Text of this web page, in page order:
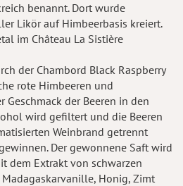
benannt. Dort wurde
Likör auf Himbeerbasis kreiert.
im Château La Sistière
der Chambord Black Raspberry
rote Himbeeren und
Geschmack der Beeren in den
wird gefiltert und die Beeren
Weinbrand getrennt
Der gewonnene Saft wird
dem Extrakt von schwarzen
Honig, Zimt